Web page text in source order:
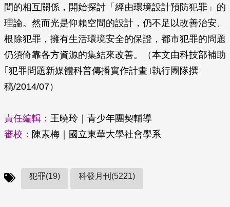
間的相互關係，開始探討「經由環境設計預防犯罪」的
理論。然而光是仰賴空間的設計，仍不足以改善治安、
根除犯罪，擁有生活環境安全的保證，都市犯罪的問題
仍須倚靠各方資源的集結來改善。（本文由科技部補助
｢犯罪問題新媒體科普傳播實作計畫｣執行團隊撰
稿/2014/07）
責任編輯： 王曉玲｜青少年團契輔導
審校： 陳素梅｜國立東華大學社會學系
犯罪(19) 科發月刊(5221)